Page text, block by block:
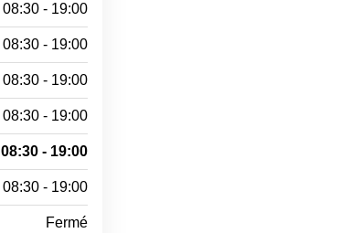
08:30 - 19:00
08:30 - 19:00
08:30 - 19:00
08:30 - 19:00
08:30 - 19:00
08:30 - 19:00
Fermé